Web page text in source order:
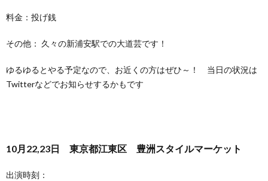
料金：投げ銭
その他： 久々の新浦安駅での大道芸です！
ゆるゆるとやる予定なので、お近くの方はぜひ～！ 当日の状況は
Twitterなどでお知らせするかもです
10月22,23日 東京都江東区 豊洲スタイルマーケット
出演時刻：